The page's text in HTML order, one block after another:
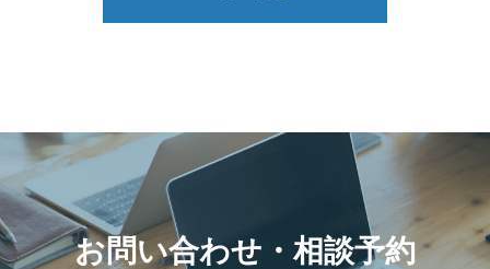
お問い合わせ・相談予約